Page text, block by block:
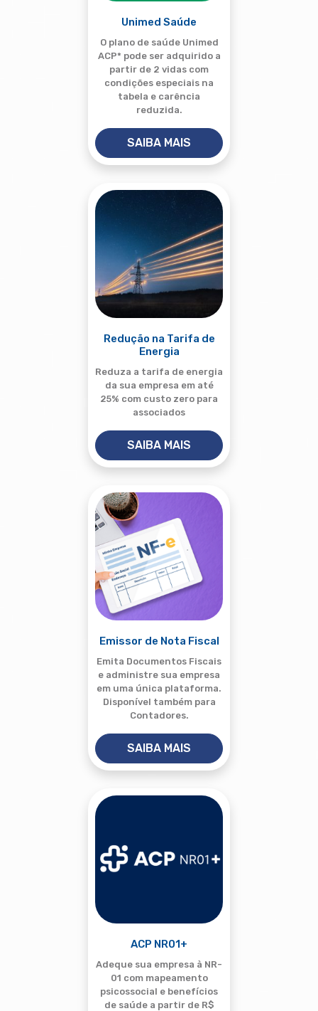
Unimed Saúde
O plano de saúde Unimed
ACP* pode ser adquirido a
partir de 2 vidas com
condições especiais na
tabela e carência
reduzida.
SAIBA MAIS
Redução na Tarifa de
Energia
Reduza a tarifa de energia
da sua empresa em até
25% com custo zero para
associados
SAIBA MAIS
Emissor de Nota Fiscal
Emita Documentos Fiscais
e administre sua empresa
em uma única plataforma.
Disponível também para
Contadores.
SAIBA MAIS
ACP NR01+
Adeque sua empresa à NR-
01 com mapeamento
psicossocial e benefícios
de saúde a partir de R$